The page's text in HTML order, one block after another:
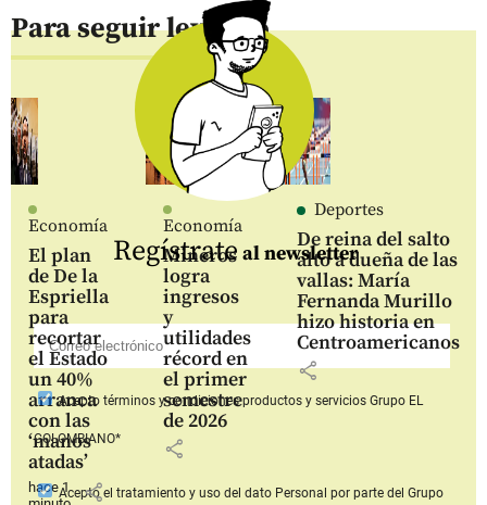
Para seguir leyendo
Economía
El plan
de De la
Espriella
para
recortar
el Estado
un 40%
arranca
con las
‘manos
atadas’
hace 1
share
Economía
Mineros
logra
ingresos
y
utilidades
récord en
el primer
semestre
de 2026
share
Deportes
De reina del salto
alto a dueña de las
vallas: María
Fernanda Murillo
hizo historia en
Centroamericanos
share
Regístrate al newsletter
Aceptotérminos y condiciones productos y serviciosGrupo EL
COLOMBIANO*
Aceptoel tratamiento y uso del dato Personal por parte del Grupo